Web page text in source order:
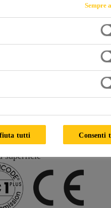
plastica dalla
un utilizzo in tempi brevi
lungo (> 60 minuti)
151 già 4 ore
superficie
Sempre
tutti Consenti